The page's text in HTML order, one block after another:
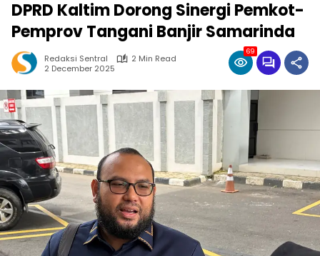
DPRD Kaltim Dorong Sinergi Pemkot-
Pemprov Tangani Banjir Samarinda
Redaksi Sentral
2 Min Read
2 December 2025
69